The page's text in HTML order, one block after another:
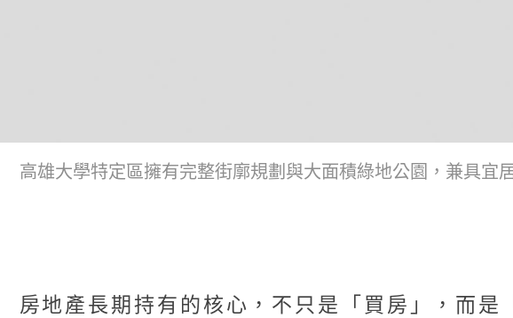
高雄大學特定區擁有完整街廓規劃與大面積綠地公園，兼具
房地產長期持有的核心，不只是「買房」，而